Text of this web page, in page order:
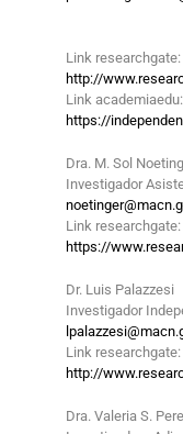
Link researchgate:
http://
Link academiaedu:
https://
Dra. M. Sol
Investigador
Link researchgate:
https://
Dr. Luis Palazzesi
Investigador
Link researchgate:
http://
Dra. Valeria S.